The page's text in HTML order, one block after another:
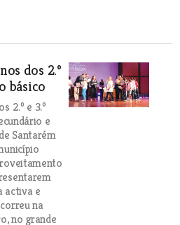
dos 2.º
básico
2.º e 3.º
e
Santarém
activa e
na
no grande